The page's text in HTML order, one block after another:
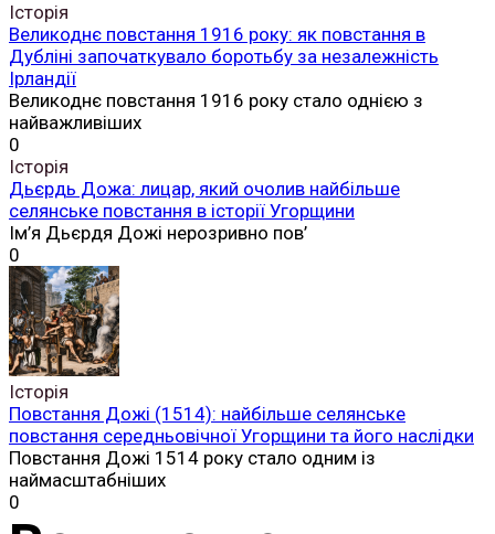
Історія
Великоднє повстання 1916 року: як повстання в
Дубліні започаткувало боротьбу за незалежність
Ірландії
Великоднє повстання 1916 року стало однією з
найважливіших
0
Історія
Дьєрдь Дожа: лицар, який очолив найбільше
селянське повстання в історії Угорщини
Ім’я Дьєрдя Дожі нерозривно пов’
0
Історія
Повстання Дожі (1514): найбільше селянське
повстання середньовічної Угорщини та його наслідки
Повстання Дожі 1514 року стало одним із
наймасштабніших
0